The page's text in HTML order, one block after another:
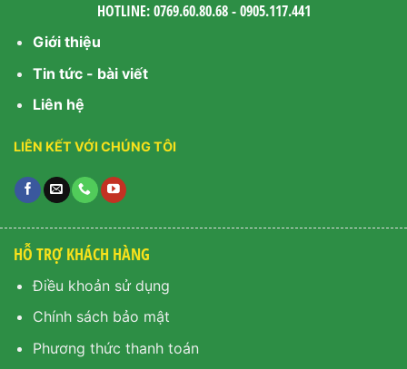
HOTLINE: 0769.60.80.68 - 0905.117.441
Giới thiệu
Tin tức - bài viết
Liên hệ
LIÊN KẾT VỚI CHÚNG TÔI
HỖ TRỢ KHÁCH HÀNG
Điều khoản sử dụng
Chính sách bảo mật
Phương thức thanh toán